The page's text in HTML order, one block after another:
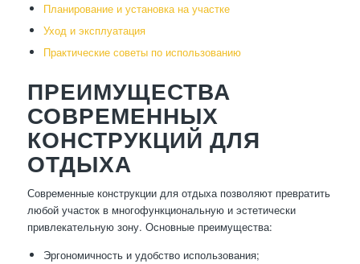
Планирование и установка на участке
Уход и эксплуатация
Практические советы по использованию
ПРЕИМУЩЕСТВА
СОВРЕМЕННЫХ
КОНСТРУКЦИЙ ДЛЯ
ОТДЫХА
Современные конструкции для отдыха позволяют превратить
любой участок в многофункциональную и эстетически
привлекательную зону. Основные преимущества:
Эргономичность и удобство использования;